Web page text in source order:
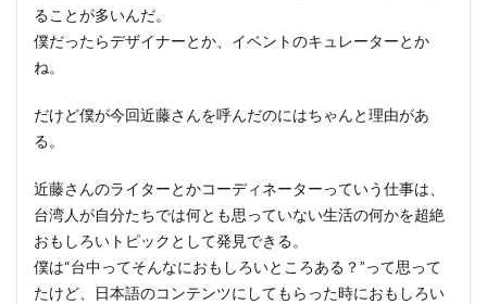
ることが多いんだ。
僕だったらデザイナーとか、イベントのキュレーターとか
ね。
だけど僕が今回近藤さんを呼んだのにはちゃんと理由があ
る。
近藤さんのライターとかコーディネーターっていう仕事は、
台湾人が自分たちでは何とも思っていない生活の何かを超絶
おもしろいトピックとして発見できる。
僕は“台中ってそんなにおもしろいところある？”って思って
たけど、日本語のコンテンツにしてもらった時におもしろい